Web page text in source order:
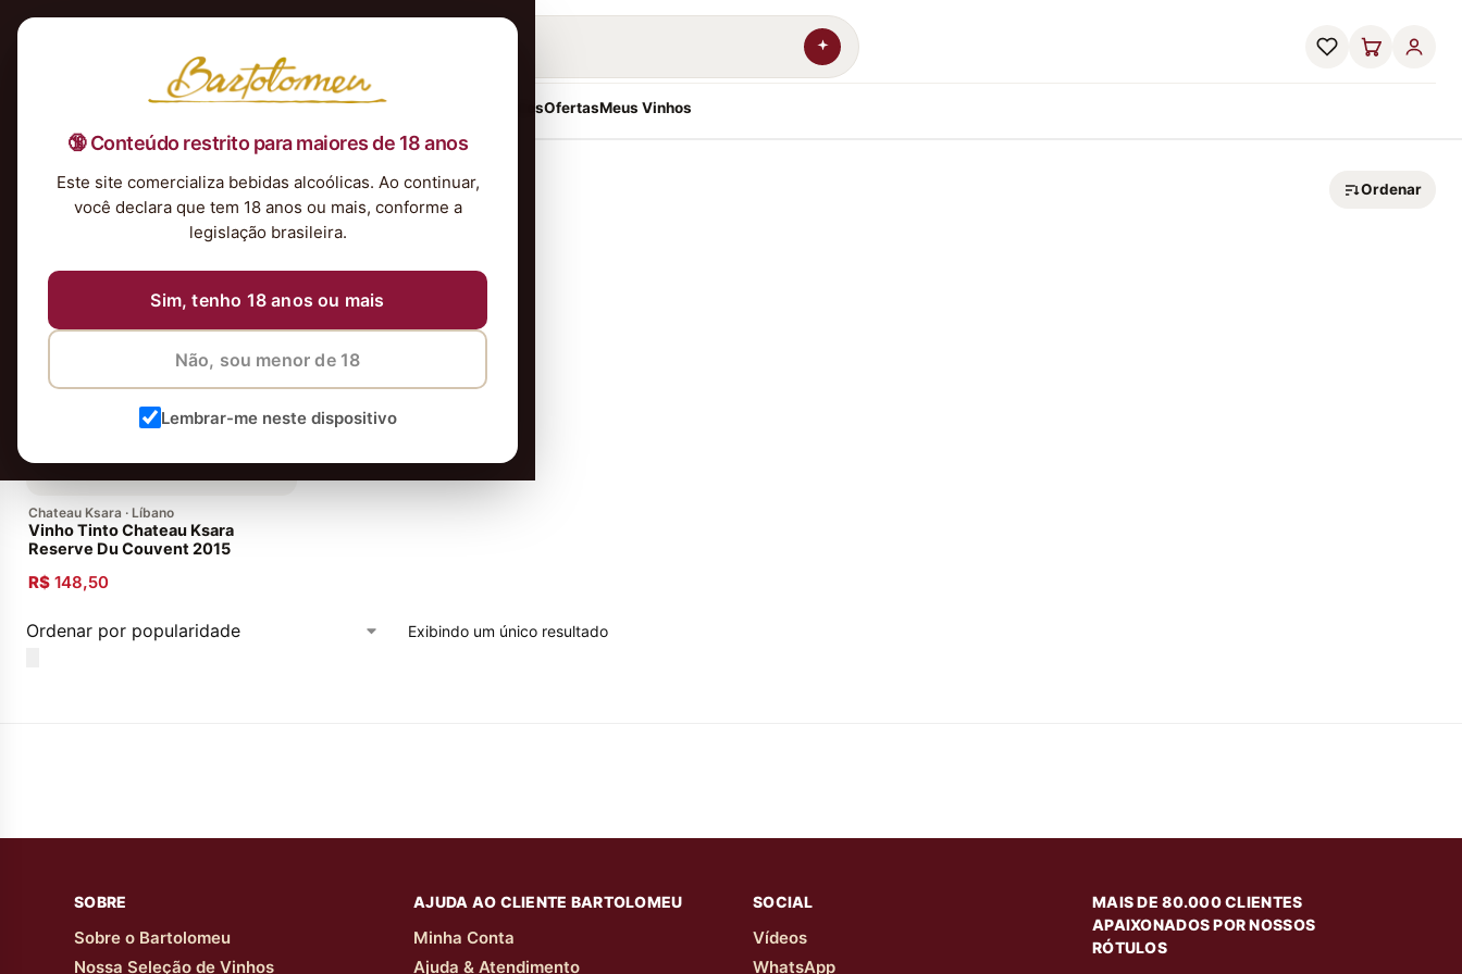
🔞 Conteúdo restrito para maiores de 18 anos
Este site comercializa bebidas alcoólicas. Ao continuar,
você declara que tem 18 anos ou mais, conforme a
legislação brasileira.
Sim, tenho 18 anos ou mais
Não, sou menor de 18
Lembrar-me neste dispositivo
Nossa Seleção TintosBrancosEspumantesRosés Kits & PresentesOfertasMeus Vinhos
vinhos Ordenar
Chateau Ksara · Líbano
Vinho Tinto Chateau Ksara
Reserve Du Couvent 2015
R$ 148,50
Exibindo um único resultado
SOBRE
Sobre o Bartolomeu
Nossa Seleção de Vinhos
AJUDA AO CLIENTE BARTOLOMEU
Minha Conta
Ajuda & Atendimento
SOCIAL
Vídeos
WhatsApp
MAIS DE 80.000 CLIENTES
APAIXONADOS POR NOSSOS
RÓTULOS